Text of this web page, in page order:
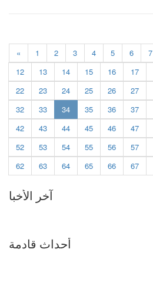
« 1 2 3 4 5 6 7
12
13 14 15 16 17
22
23 24 25 26 27
32
33 34(current)
35 36 37
42
43 44 45 46 47
52
53 54 55 56 57
62
63 64 65 66 67
آخر الأخبا
أحداث قادمة